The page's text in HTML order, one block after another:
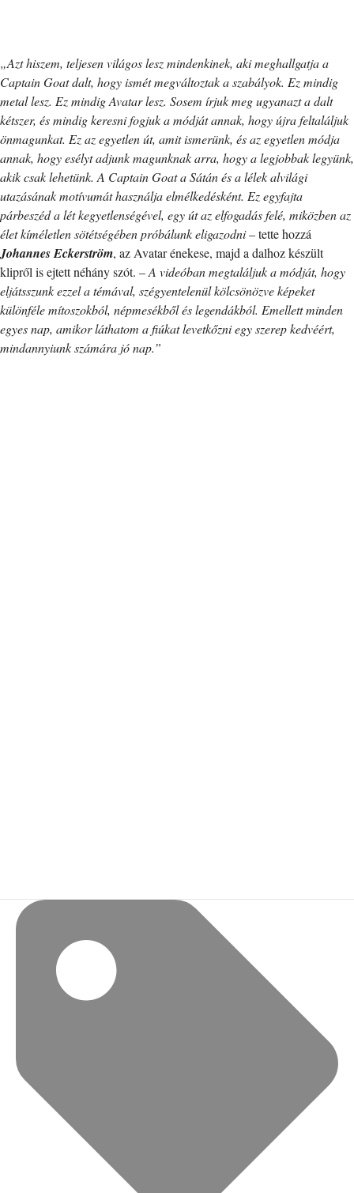
„Azt hiszem, teljesen világos lesz mindenkinek, aki meghallgatja a
Captain Goat dalt, hogy ismét megváltoztak a szabályok. Ez mindig
metal lesz. Ez mindig Avatar lesz. Sosem írjuk meg ugyanazt a dalt
kétszer, és mindig keresni fogjuk a módját annak, hogy újra feltaláljuk
önmagunkat. Ez az egyetlen út, amit ismerünk, és az egyetlen módja
annak, hogy esélyt adjunk magunknak arra, hogy a legjobbak legyünk,
akik csak lehetünk. A Captain Goat a Sátán és a lélek alvilági
utazásának motívumát használja elmélkedésként. Ez egyfajta
párbeszéd a lét kegyetlenségével, egy út az elfogadás felé, miközben az
élet kíméletlen sötétségében próbálunk eligazodni– tette hozzá
Johannes Eckerström, az Avatar énekese, majd a dalhoz készült
klipről is ejtett néhány szót. –A videóban megtaláljuk a módját, hogy
eljátsszunk ezzel a témával, szégyentelenül kölcsönözve képeket
különféle mítoszokból, népmesékből és legendákból. Emellett minden
egyes nap, amikor láthatom a fiúkat levetkőzni egy szerep kedvéért,
mindannyiunk számára jó nap.”